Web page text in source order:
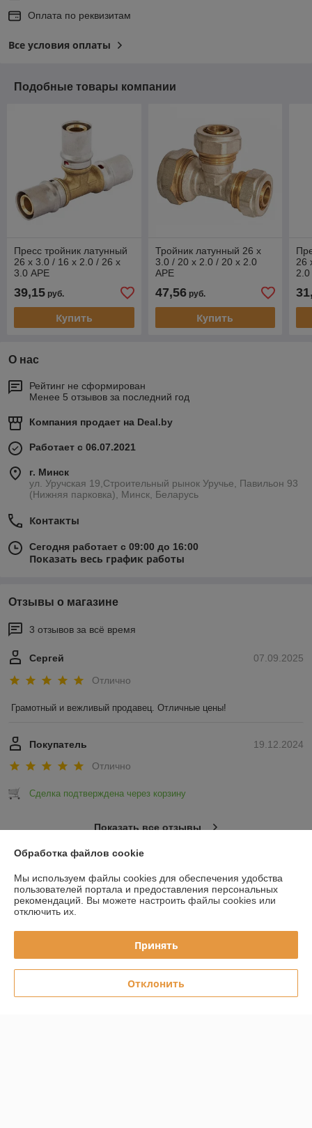
Оплата по реквизитам
Все условия оплаты
Подобные товары компании
Пресс тройник латунный
26 х 3.0 / 16 х 2.0 / 26 х
3.0 APE
39,15 руб.
Купить
Тройник латунный 26 х
3.0 / 20 х 2.0 / 20 х 2.0
APE
47,56руб.
Купить
26
2.0
О нас
Рейтинг не сформирован
Менее 5 отзывов за последний год
Компания продает на Deal.by
Работает с 06.07.2021
г. Минск
ул. Уручская 19,Строительный рынок Уручье, Павильон 93
(Нижняя парковка), Минск, Беларусь
Контакты
Сегодня работает с 09:00 до 16:00
Показать весь график работы
Отзывы о магазине
3 отзывов за всё время
07.09.2025
Сергей
Отлично
Грамотный и вежливый продавец. Отличные цены!
19.12.2024
Покупатель
Отлично
Сделка подтверждена через корзину
Показать все отзывы
О нас
Контакты
График работы
Обработка файлов cookie
Мы используем файлы cookies для обеспечения удобства
пользователей портала и предоставления персональных
рекомендаций. Вы можете настроить файлы cookies или
отключить их.
Принять
Отклонить